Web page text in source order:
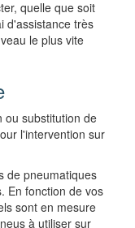
quelle que soit
d'assistance très
le plus vite
ou substitution de
l'intervention sur
de pneumatiques
En fonction de vos
sont en mesure
à utiliser sur